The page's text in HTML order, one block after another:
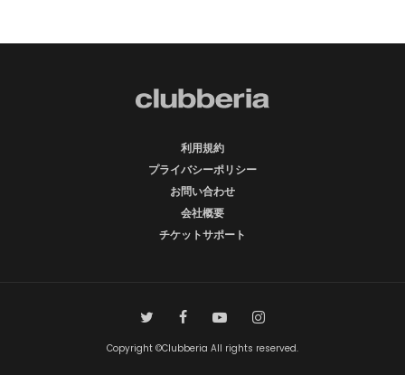
利用規約
プライバシーポリシー
お問い合わせ
会社概要
チケットサポート
Copyright ©Clubberia All rights reserved.